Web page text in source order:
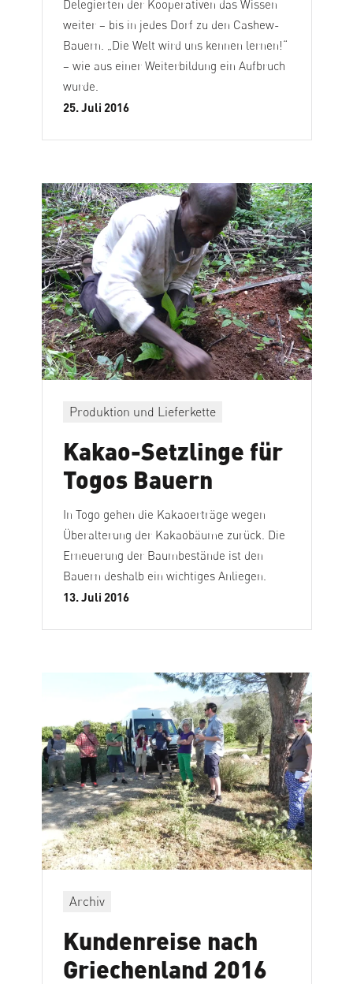
Delegierten der Kooperativen das Wissen
weiter – bis in jedes Dorf zu den Cashew-
Bauern. „Die Welt wird uns kennen lernen!“
– wie aus einer Weiterbildung ein Aufbruch
wurde.
25. Juli 2016
Produktion und Lieferkette
Kakao-Setzlinge für
Togos Bauern
In Togo gehen die Kakaoerträge wegen
Überalterung der Kakaobäume zurück. Die
Erneuerung der Baumbestände ist den
Bauern deshalb ein wichtiges Anliegen.
13. Juli 2016
Archiv
Kundenreise nach
Griechenland 2016